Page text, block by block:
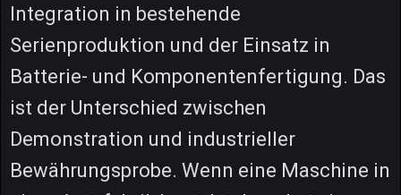
Integration in bestehende
Serienproduktion und der Einsatz in
Batterie- und Komponentenfertigung. Das
ist der Unterschied zwischen
Demonstration und industrieller
Bewährungsprobe. Wenn eine Maschine in